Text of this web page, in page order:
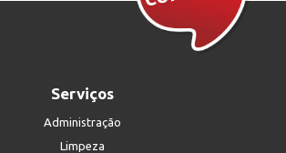
Serviços
Administração
Limpeza